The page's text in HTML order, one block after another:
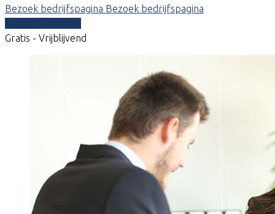
Bezoek bedrijfspagina Bezoek bedrijfspagina
Gratis - Vrijblijvend